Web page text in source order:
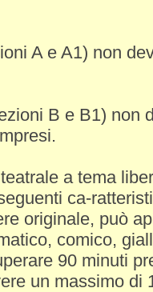
A e A1) non
B e B1) non
a tema
ca-
originale, può
comico,
90 minuti
un massimo di